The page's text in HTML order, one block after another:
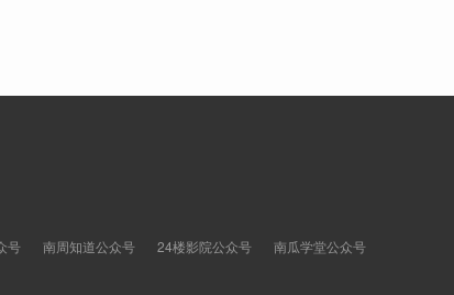
号 南周知道公众号 24楼影院公众号 南瓜学堂公众号